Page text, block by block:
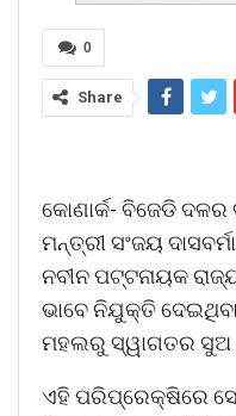
0
Share
କୋଣାର୍କ- ବିଜେଡି ଦଳର
ମନ୍ତ୍ରୀ ସଂଜୟ
ନବୀନ ପଟ୍ଟନାୟକ
ଭାବେ ନିଯୁକ୍ତି
ମହଲରୁ ସ୍ୱାଗତର ସୁଅ
ଏହି ପରିପ୍ରେକ୍ଷିରେ